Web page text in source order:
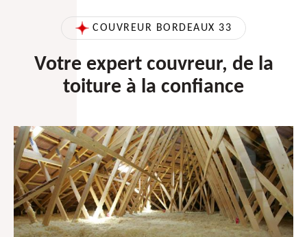
COUVREUR BORDEAUX 33
Votre expert couvreur, de la
toiture à la confiance